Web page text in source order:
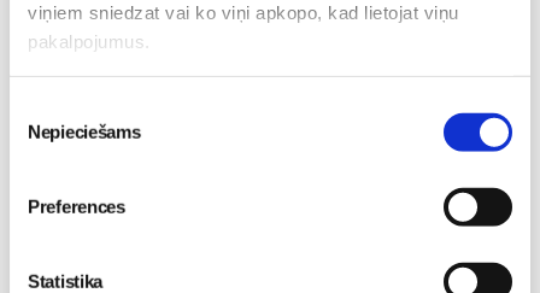
viņiem sniedzat vai ko viņi apkopo, kad lietojat viņu
pakalpojumus.
izvēle
Nepieciešams
Preferences
Statistika
Brīvo vietu skaits: